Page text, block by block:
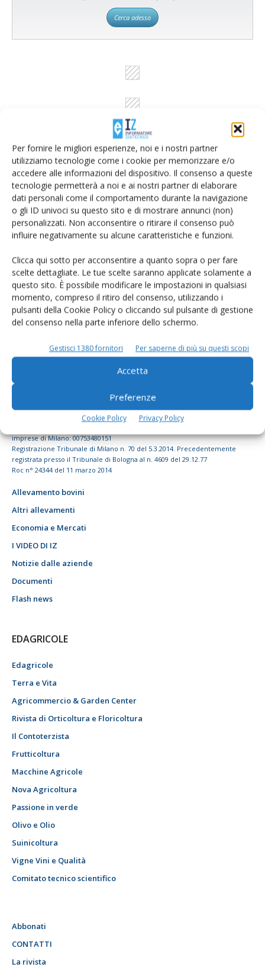
Per fornire le migliori esperienze, noi e i nostri partner
utilizziamo tecnologie come i cookie per memorizzare e/o
accedere alle informazioni del dispositivo. Il consenso a queste
tecnologie permetterà a noi e ai nostri partner di elaborare
dati personali come il comportamento durante la navigazione
o gli ID univoci su questo sito e di mostrare annunci (non)
personalizzati. Non acconsentire o ritirare il consenso può
influire negativamente su alcune caratteristiche e funzioni.
Clicca qui sotto per acconsentire a quanto sopra o per fare
scelte dettagliate. Le tue scelte saranno applicate solamente a
questo sito. È possibile modificare le impostazioni in qualsiasi
momento, compreso il ritiro del consenso, utilizzando i
pulsanti della Cookie Policy o cliccando sul pulsante di gestione
del consenso nella parte inferiore dello schermo.
Gestisci 1380 fornitori Per saperne di più su questi scopi
Accetta
Preferenze
Cookie Policy Privacy Policy
Cerca adesso
Rimani aggiornato sul mondo
dell’agricoltura
Iscriviti alle nostre newsletter
© Tecniche Nuove Spa. Tutti i diritti riservati. Sede legale Via Eritrea 21 -
imprese di Milano: 00753480151
Registrazione Tribunale di Milano n. 70 del 5.3.2014. Precedentemente
registrata presso il Tribunale di Bologna al n. 4609 del 29.12.77
Roc n° 24344 del 11 marzo 2014
Allevamento bovini
Altri allevamenti
Economia e Mercati
I VIDEO DI IZ
Notizie dalle aziende
Documenti
Flash news
EDAGRICOLE
Edagricole
Terra e Vita
Agricommercio & Garden Center
Rivista di Orticoltura e Floricoltura
Il Contoterzista
Frutticoltura
Macchine Agricole
Nova Agricoltura
Passione in verde
Olivo e Olio
Suinicoltura
Vigne Vini e Qualità
Comitato tecnico scientifico
Abbonati
CONTATTI
La rivista